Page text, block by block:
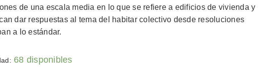
de una escala media en lo que se refiere a edificios de vivienda y
dar respuestas al tema del habitar colectivo desde resoluciones
a lo estándar.
68 disponibles